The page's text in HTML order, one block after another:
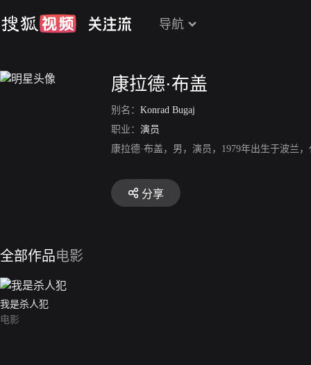
导航
康拉德·布盖
别名： Konrad Bugaj
职业： 演员
康拉德·布盖，男，演员，1979年出生于波兰
分享
全部作品电影
我是杀人犯
电影